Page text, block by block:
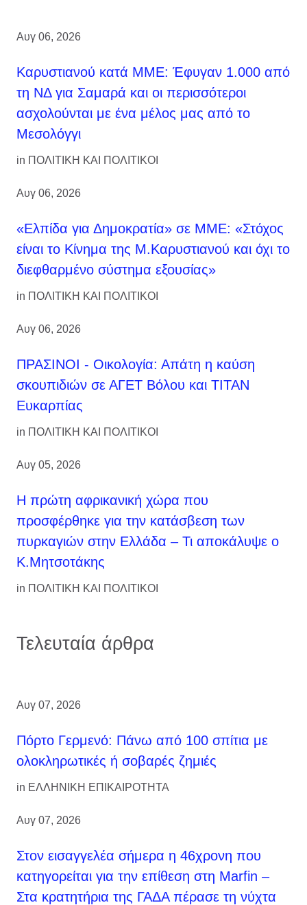
Αυγ 06, 2026
Καρυστιανού κατά ΜΜΕ: Έφυγαν 1.000 από
τη ΝΔ για Σαμαρά και οι περισσότεροι
ασχολούνται με ένα μέλος μας από το
Μεσολόγγι
in ΠΟΛΙΤΙΚΗ ΚΑΙ ΠΟΛΙΤΙΚΟΙ
Αυγ 06, 2026
«Ελπίδα για Δημοκρατία» σε ΜΜΕ: «Στόχος
είναι το Κίνημα της Μ.Καρυστιανού και όχι το
διεφθαρμένο σύστημα εξουσίας»
in ΠΟΛΙΤΙΚΗ ΚΑΙ ΠΟΛΙΤΙΚΟΙ
Αυγ 06, 2026
ΠΡΑΣΙΝΟΙ - Οικολογία: Απάτη η καύση
σκουπιδιών σε ΑΓΕΤ Βόλου και ΤΙΤΑΝ
Ευκαρπίας
in ΠΟΛΙΤΙΚΗ ΚΑΙ ΠΟΛΙΤΙΚΟΙ
Αυγ 05, 2026
Η πρώτη αφρικανική χώρα που
προσφέρθηκε για την κατάσβεση των
πυρκαγιών στην Ελλάδα – Τι αποκάλυψε ο
Κ.Μητσοτάκης
in ΠΟΛΙΤΙΚΗ ΚΑΙ ΠΟΛΙΤΙΚΟΙ
Τελευταία άρθρα
Αυγ 07, 2026
Πόρτο Γερμενό: Πάνω από 100 σπίτια με
ολοκληρωτικές ή σοβαρές ζημιές
in ΕΛΛΗΝΙΚΗ ΕΠΙΚΑΙΡΟΤΗΤΑ
Αυγ 07, 2026
Στον εισαγγελέα σήμερα η 46χρονη που
κατηγορείται για την επίθεση στη Marfin –
Στα κρατητήρια της ΓΑΔΑ πέρασε τη νύχτα